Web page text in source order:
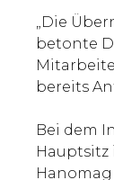
„Die
betonte
bereits
Bei dem
Hauptsitz